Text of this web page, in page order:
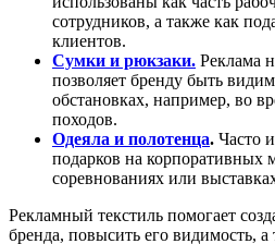
сотрудников, а также как
клиентов.
Сумки и рюкзаки. Реклама
позволяет бренду быть
обстановках, например, во
походов.
Одеяла и полотенца. Часто
подарков на корпоративных
соревнованиях или
Рекламный текстиль помогает
бренда, повысить его видимость,